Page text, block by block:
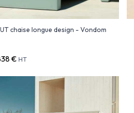
chaise longue design - Vondom
€ HT